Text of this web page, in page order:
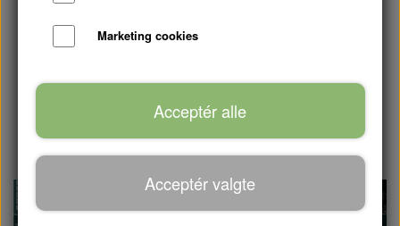
Marketing cookies
Acceptér alle
Acceptér valgte